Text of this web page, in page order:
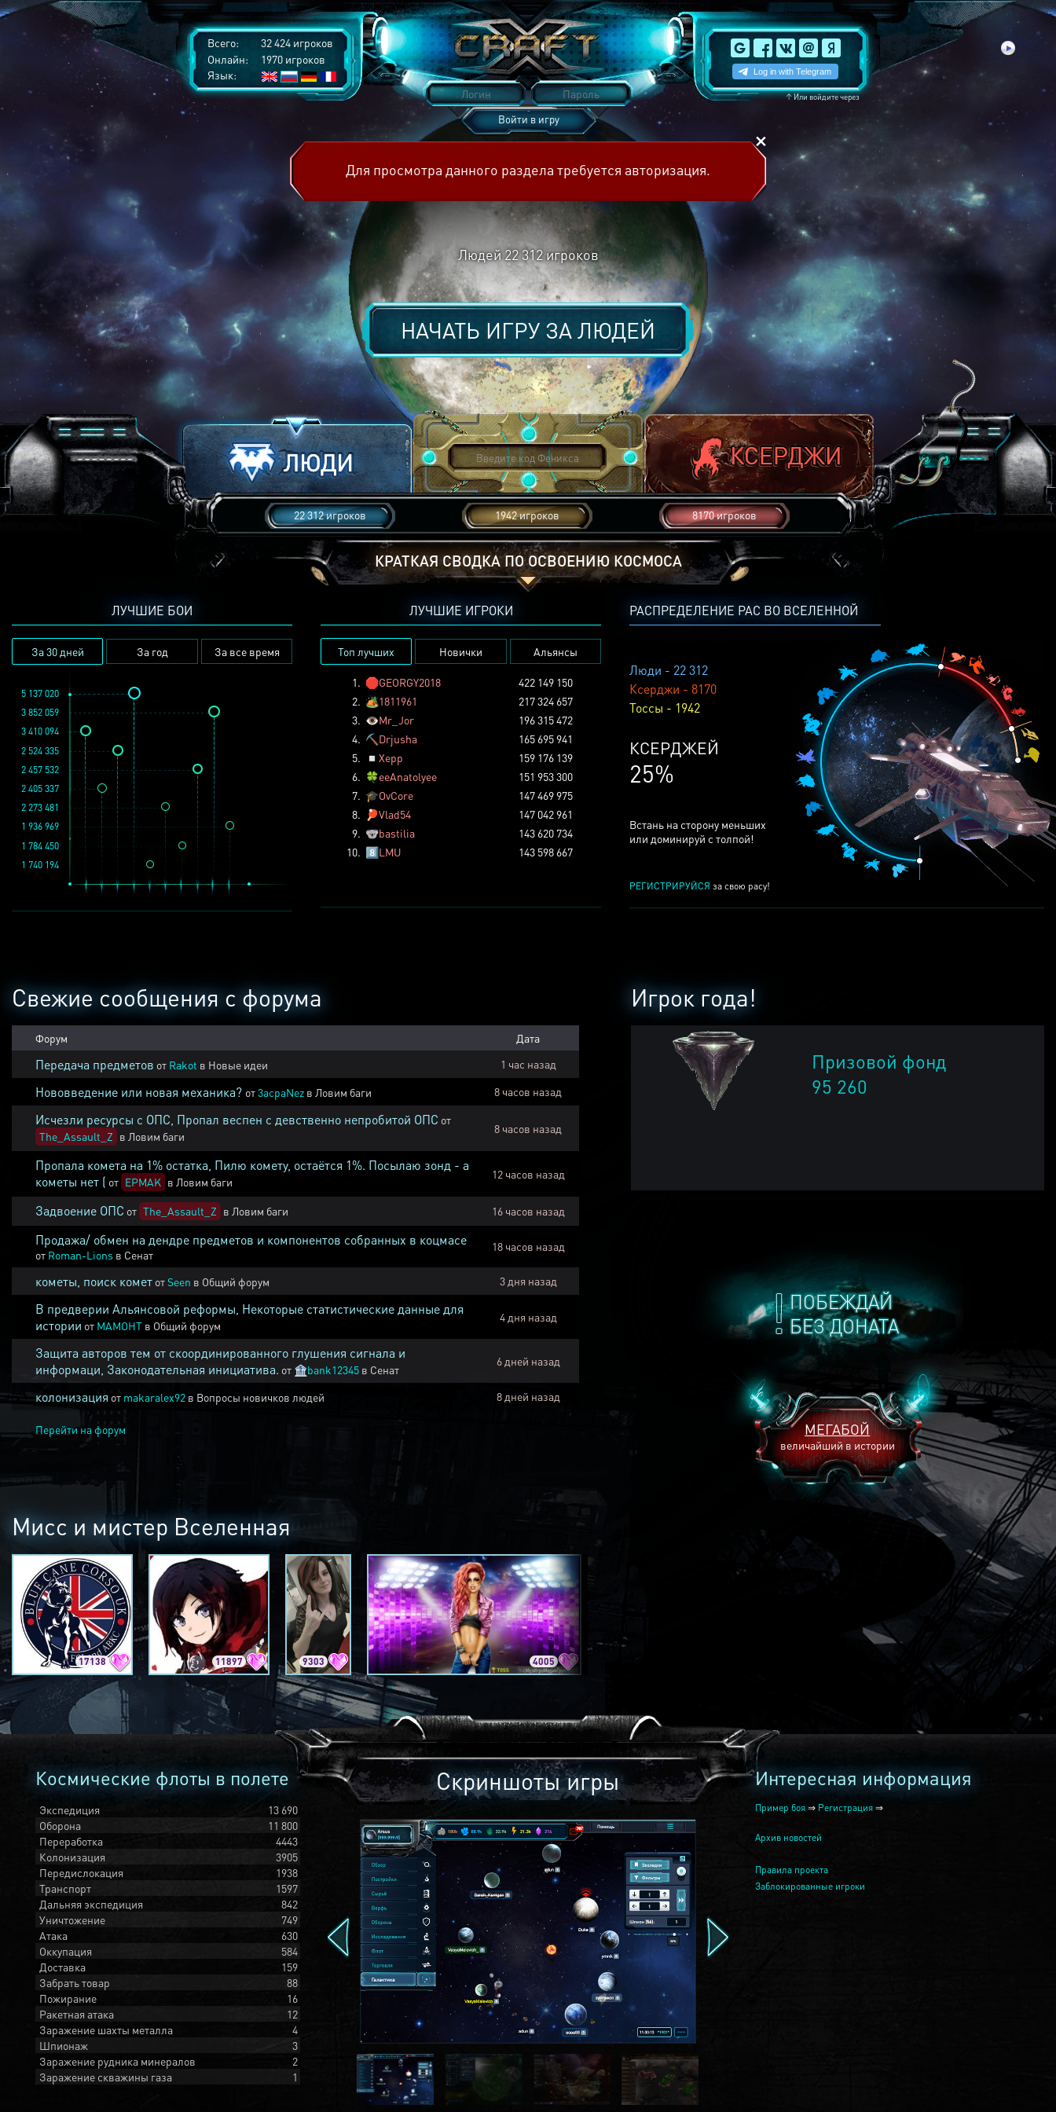
Всего:
32 424 игроков
Онлайн:
1970 игроков
Язык:
↑Или войдите через
Войти в игру
Для просмотра данного раздела требуется авторизация.
Людей 22 312игроков
НАЧАТЬ ИГРУ ЗАЛЮДЕЙ
22 312 игроков 1942 игроков 8170 игроков
КРАТКАЯ СВОДКА ПО ОСВОЕНИЮ КОСМОСА
РАСПРЕДЕЛЕНИЕ РАС ВО ВСЕЛЕННОЙ
Люди - 22 312
Ксерджи - 8170
Тоссы - 1942
КСЕРДЖЕЙ
25%
Встань на сторону меньших
или доминируй с толпой!
РЕГИСТРИРУЙСЯ за свою расу!
ЛУЧШИЕ БОИ
За 30 дней За год За все время
1 936 969
3 852 059
2 457 532
1 784 450
2 273 481
1 740 194
5 137 020
2 524 335
2 405 337
3 410 094
ЛУЧШИЕ ИГРОКИ
Топ лучших Новички Альянсы
1. 🛑GEORGY2018
422 149 150
2. 🏕️1811961
217 324 657
3. 👁️Mr_Jor
196 315 472
4. ⛏️ Drjusha
165 695 941
5.
◽ Xepp
159 176 139
6. 🍀eeAnatolyee
151 953 300
7. 🎓OvCore
147 469 975
8.
🏓Vlad54
147 042 961
9. 🐨bastilia
143 620 734
10. 8️⃣LMU 143 598 667
ПОБЕЖДАЙ
БЕЗ ДОНАТА
МЕГАБОЙ
величайший в истории
Игрок года!
Призовой фонд
95 260
Свежие сообщения с форума
Форум Дата
Передача предметов от Rakot в Новые идеи 1 час назад
Нововведение или новая механика? от3acpaNez в Ловим баги 8 часов назад
Исчезли ресурсы с ОПС, Пропал веспен с девственно непробитой ОПС от
The_Assault_Z в Ловим баги
8 часов назад
Пропала комета на 1% остатка, Пилю комету, остаётся 1%. Посылаю зонд - а
кометы нет ( от EPMAK в Ловим баги
12 часов назад
Задвоение ОПС от The_Assault_Z в Ловим баги 16 часов назад
Продажа/ обмен на дендре предметов и компонентов собранных в коцмасе
от Roman-Lions в Сенат
18 часов назад
кометы, поиск комет отSeen в Общий форум 3 дня назад
В предверии Альянсовой реформы, Некоторые статистические данные для
истории от MAMOHT в Общий форум
4 дня назад
Защита авторов тем от скоординированного глушения сигнала и
информаци, Законодательная инициатива. от 🏦bank12345 в Сенат
6 дней назад
колонизация от makaralex92 в Вопросы новичков людей 8 дней назад
Перейти на форум
Мисс и мистер Вселенная
17138 11897 9303 4005 2240
Космические флоты в полете
Экспедиция
13 690
Оборона
11 800
Переработка
4443
Колонизация
3905
Передислокация
1938
Транспорт
1597
Дальняя экспедиция
842
Уничтожение
749
Атака
630
Оккупация
584
Доставка
159
Забрать товар
88
Пожирание
16
Ракетная атака
12
Заражение шахты металла
4
Шпионаж
3
Заражение рудника минералов
2
Заражение скважины газа
1
Скриншоты игры Интересная информация
Пример боя ⇒ Регистрация ⇒
Архив новостей
Правила проекта
Заблокированные игроки